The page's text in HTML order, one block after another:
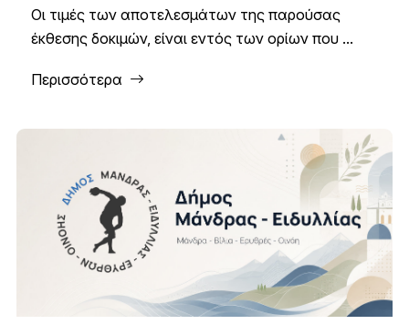
Οι τιμές των αποτελεσμάτων της παρούσας
έκθεσης δοκιμών, είναι εντός των ορίων που ...
Περισσότερα